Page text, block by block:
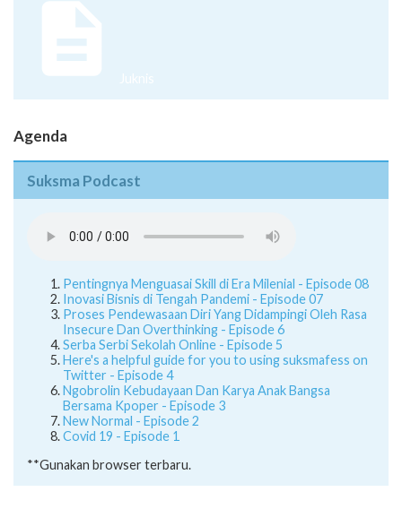
Juknis
Agenda
Suksma Podcast
Pentingnya Menguasai Skill di Era Milenial - Episode 08
Inovasi Bisnis di Tengah Pandemi - Episode 07
Proses Pendewasaan Diri Yang Didampingi Oleh Rasa
Insecure Dan Overthinking - Episode 6
Serba Serbi Sekolah Online - Episode 5
Here's a helpful guide for you to using suksmafess on
Twitter - Episode 4
Ngobrolin Kebudayaan Dan Karya Anak Bangsa
Bersama Kpoper - Episode 3
New Normal - Episode 2
Covid 19 - Episode 1
**Gunakan browser terbaru.